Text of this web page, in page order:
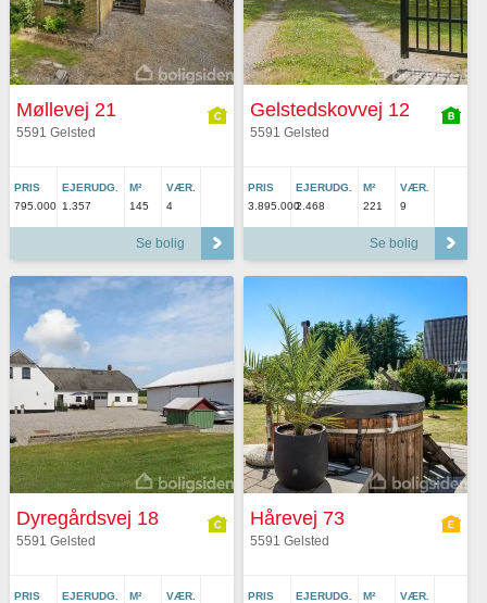
Møllevej 21
5591 Gelsted
PRIS
795.000
EJERUDG.
1.357
M²
145
VÆR.
4
Se bolig
Gelstedskovvej 12
5591 Gelsted
PRIS
3.895.000
EJERUDG.
2.468
M²
221
VÆR.
9
Se bolig
Dyregårdsvej 18
5591 Gelsted
PRIS
EJERUDG.
M²
VÆR.
Hårevej 73
5591 Gelsted
PRIS
EJERUDG.
M²
VÆR.